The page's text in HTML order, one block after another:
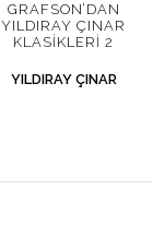
GRAFSON’DAN
YILDIRAY ÇINAR
KLASIKLERI 2
YILDIRAY ÇINAR